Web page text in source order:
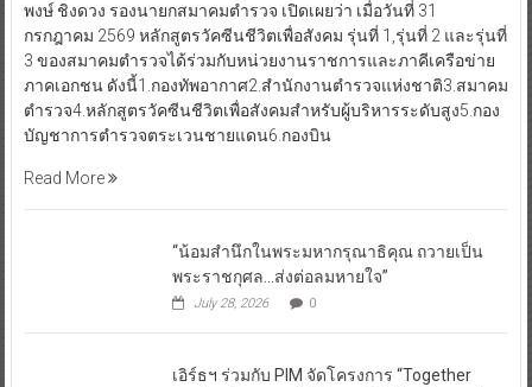
พงษ์ ชิงดวง รองนายกสมาคมตำรวจ เปิดเผยว่า เมื่อวันที่ 31
กรกฎาคม 2569 หลักสูตรวัคซีนชีวิตเพื่อสังคม รุ่นที่ 1,รุ่นที่ 2 และรุ่นที่
3 ของสมาคมตำรวจได้ร่วมกับหน่วยงานราชการและภาคีเครือข่าย
ภาคเอกชน ดังนี้1.กองทัพอากาศ2.สำนักงานตำรวจแห่งชาติ3.สมาคม
ตำรวจ4.หลักสูตรวัคซีนชีวิตเพื่อสังคมสำหรับผู้บริหารระดับสูง5.กอง
บัญชาการตำรวจตระเวนชายแดน6.กองบิน
Read More
“น้อมสำนึกในพระมหากรุณาธิคุณ ถวายเป็น
พระราชกุศล…ส่งต่อลมหายใจ”
July 28, 2026 0
เอิร์ธฯ ร่วมกับ PIM จัดโครงการ “Together